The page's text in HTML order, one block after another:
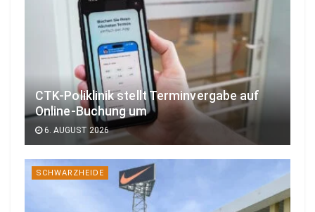
CTK-Poliklinik stellt Terminvergabe auf
Online-Buchung um
6. AUGUST 2026
SCHWARZHEIDE